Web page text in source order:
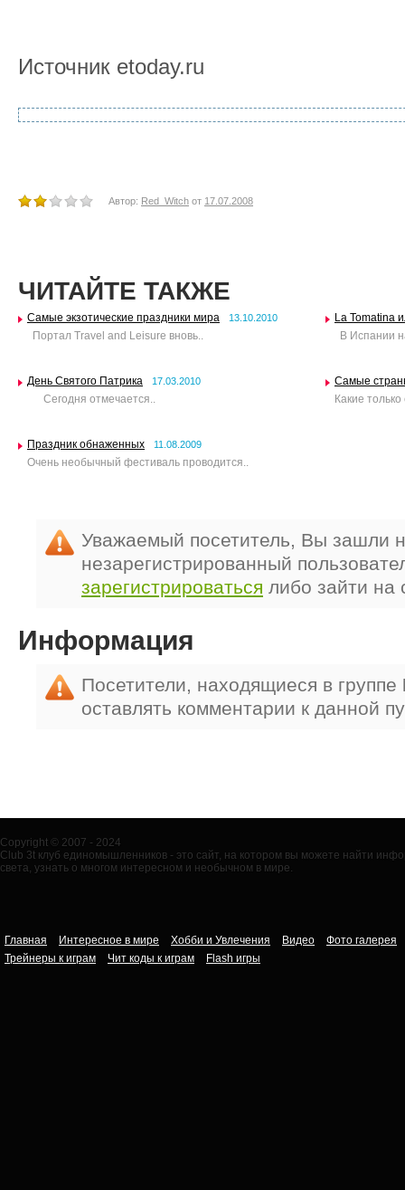
Источник etoday.ru
Автор: Red_Witch от 17.07.2008
ЧИТАЙТЕ ТАКЖЕ
Самые экзотические праздники мира 13.10.2010
Портал Travel and Leisure вновь..
La Tomatina
В Испании
День Святого Патрика 17.03.2010
Сегодня отмечается..
Самые
Какие
Праздник обнаженных 11.08.2009
Очень необычный фестиваль проводится..
Уважаемый посетитель, Вы зашли
незарегистрированный
зарегистрироваться либо зайти на
Информация
Посетители, находящиеся в группе
оставлять комментарии к данной
Copyright © 2007 - 2024
Club 3t клуб единомышленников - это сайт, на котором вы можете найти
света, узнать о многом интересном и необычном в мире.
Главная Интересное в мире Хобби и Увлечения Видео
Фото галерея
Трейнеры к играм
Чит коды к играм Flash игры